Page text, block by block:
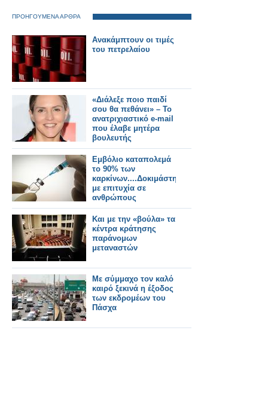
ΠΡΟΗΓΟΥΜΕΝΑ ΑΡΘΡΑ
Ανακάμπτουν οι τιμές
του πετρελαίου
«Διάλεξε ποιο παιδί
σου θα πεθάνει» – Το
ανατριχιαστικό e-mail
που έλαβε μητέρα
βουλευτής
Εμβόλιο καταπολεμά
το 90% των
καρκίνων....Δοκιμάστηκε
με επιτυχία σε
ανθρώπους
Και με την «βούλα» τα
κέντρα κράτησης
παράνομων
μεταναστών
Με σύμμαχο τον καλό
καιρό ξεκινά η έξοδος
των εκδρομέων του
Πάσχα